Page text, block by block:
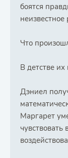
боятся
неизвестное
Что
В детстве
Дэниел
Маргарет